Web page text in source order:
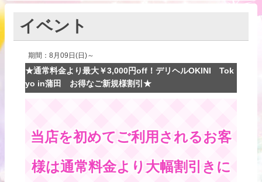
イベント
期間：8月09日(日)～
★通常料金より最大￥3,000円off！デリヘルOKINI Tok
yo in蒲田 お得なご新規様割引★
当店を初めてご利用されるお客
様は通常料金より大幅割引きに